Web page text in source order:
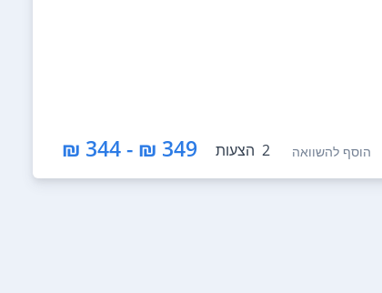
הוסף להשוואה 2 הצעות 349 ₪ - 344 ₪